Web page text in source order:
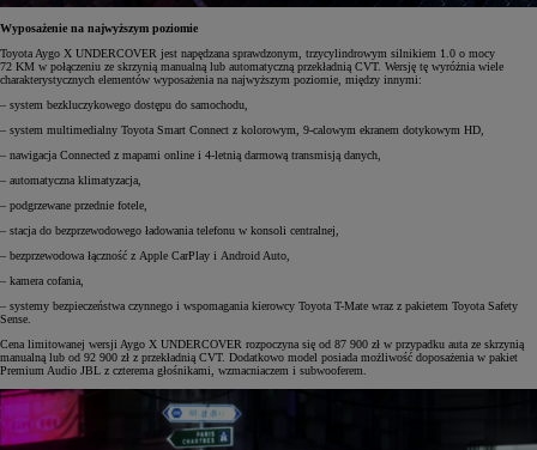
Wyposażenie na najwyższym poziomie
Toyota Aygo X UNDERCOVER jest napędzana sprawdzonym, trzycylindrowym silnikiem 1.0 o mocy
72 KM w połączeniu ze skrzynią manualną lub automatyczną przekładnią CVT. Wersję tę wyróżnia wiele
charakterystycznych elementów wyposażenia na najwyższym poziomie, między innymi:
– system bezkluczykowego dostępu do samochodu,
– system multimedialny Toyota Smart Connect z kolorowym, 9-calowym ekranem dotykowym HD,
– nawigacja Connected z mapami online i 4-letnią darmową transmisją danych,
– automatyczna klimatyzacja,
– podgrzewane przednie fotele,
– stacja do bezprzewodowego ładowania telefonu w konsoli centralnej,
– bezprzewodowa łączność z Apple CarPlay i Android Auto,
– kamera cofania,
– systemy bezpieczeństwa czynnego i wspomagania kierowcy Toyota T-Mate wraz z pakietem Toyota Safety
Sense.
Cena limitowanej wersji Aygo X UNDERCOVER rozpoczyna się od 87 900 zł w przypadku auta ze skrzynią
manualną lub od 92 900 zł z przekładnią CVT. Dodatkowo model posiada możliwość doposażenia w pakiet
Premium Audio JBL z czterema głośnikami, wzmacniaczem i subwooferem.